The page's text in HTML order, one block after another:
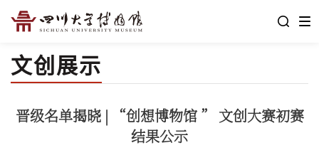
文创展示
晋级名单揭晓 | “创想博物馆 ” 文创大赛初赛
结果公示